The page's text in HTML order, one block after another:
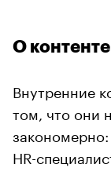
О
Внутренние
том, что они
HR-